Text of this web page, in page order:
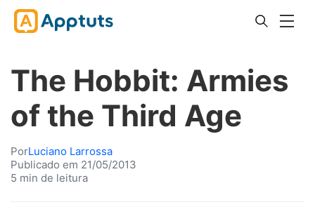
The Hobbit: Armies
of the Third Age
PorLuciano Larrossa
Publicado em 21/05/2013
5 min de leitura